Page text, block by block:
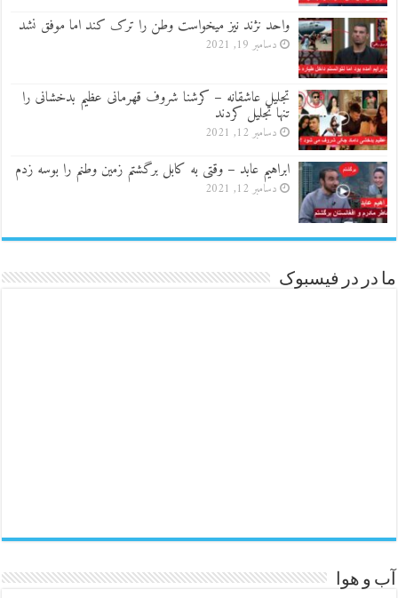
واحد نژند نیز میخواست وطن را ترک کند اما موفق نشد
دسامبر 19, 2021
تجلیل عاشقانه – کرشنا شروف قهرمانی عظیم بدخشانی را
تنها تجلیل کردند
دسامبر 12, 2021
ابراهیم عابد – وقتی به کابل برگشتم زمین وطنم را بوسه زدم
دسامبر 12, 2021
ما در در فیسبوک
آب و هوا